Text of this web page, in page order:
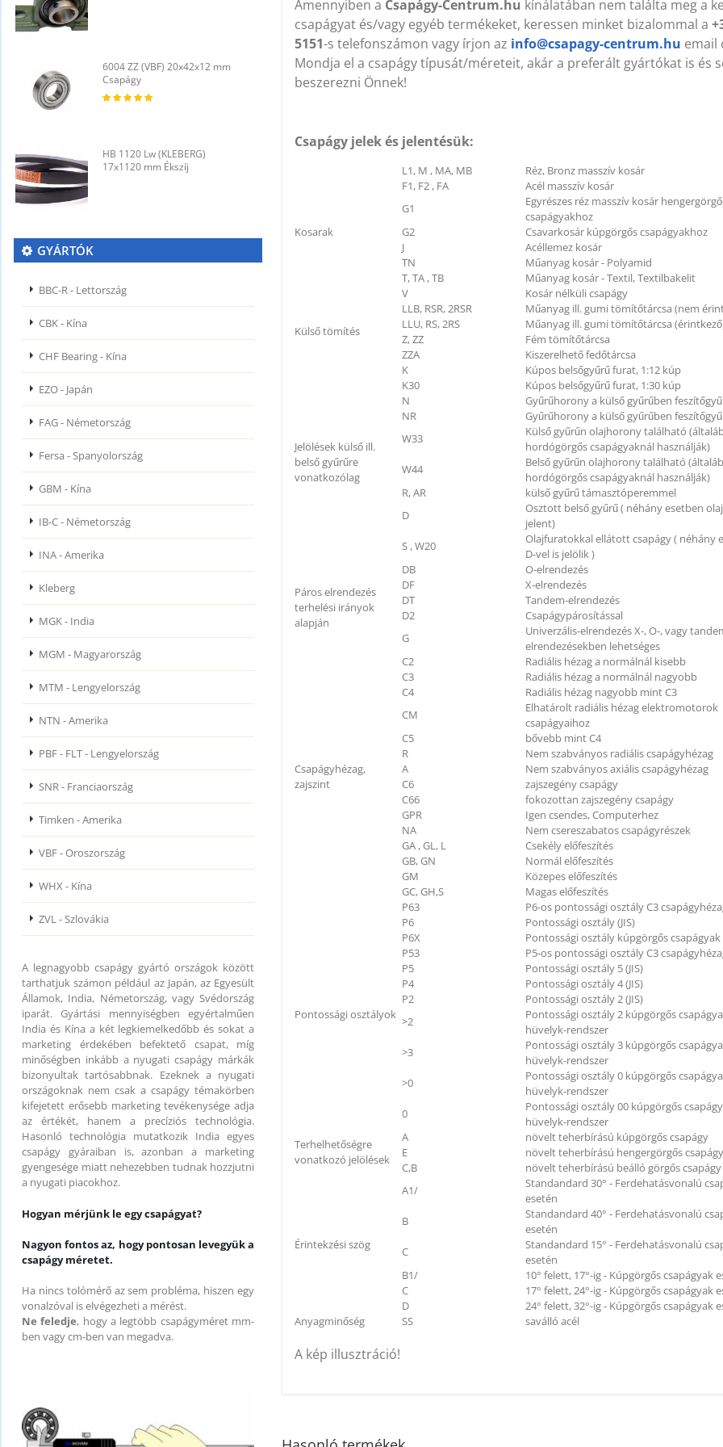
Amennyiben a Csapágy-Centrum.hu kínálatában nem találta meg a
csapágyat és/vagy egyéb termékeket, keressen minket bizalommal a
5151-s telefonszámon vagy írjon az info@csapagy-centrum.hu email
Mondja el a csapágy típusát/méreteit, akár a preferált gyártókat is és
beszerezni Önnek!
Csapágy jelek és jelentésük:
Kosarak
L1, M , MA, MB
Réz, Bronz masszív kosár
F1, F2 , FA
Acél masszív kosár
G1
Egyrészes réz masszív kosár
csapágyakhoz
G2
Csavarkosár kúpgörgős csapágyakhoz
J
Acéllemez kosár
TN
Műanyag kosár - Polyamid
T, TA , TB
Műanyag kosár - Textil, Textilbakelit
V
Kosár nélküli csapágy
Külső tömítés
LLB, RSR, 2RSR
Műanyag ill. gumi tömítőtárcsa (nem
LLU, RS, 2RS
Műanyag ill. gumi tömítőtárcsa
Z, ZZ
Fém tömítőtárcsa
ZZA
Kiszerelhető fedőtárcsa
Jelölések külső ill.
belső gyűrűre
vonatkozólag
K
Kúpos belsőgyűrű furat, 1:12 kúp
K30
Kúpos belsőgyűrű furat, 1:30 kúp
N
Gyűrűhorony a külső gyűrűben
NR
Gyűrűhorony a külső gyűrűben
W33
Külső gyűrűn olajhorony található
hordógörgős csapágyaknál használják)
W44
Belső gyűrűn olajhorony található
hordógörgős csapágyaknál használják)
R, AR
külső gyűrű támasztóperemmel
D
Osztott belső gyűrű ( néhány esetben
jelent)
S , W20
Olajfuratokkal ellátott csapágy ( néhány
D-vel is jelölik )
Páros elrendezés
terhelési irányok
alapján
DB
O-elrendezés
DF
X-elrendezés
DT
Tandem-elrendezés
D2
Csapágypárosítással
G
Univerzális-elrendezés X-, O-, vagy
elrendezésekben lehetséges
Csapágyhézag,
zajszint
C2
Radiális hézag a normálnál kisebb
C3
Radiális hézag a normálnál nagyobb
C4
Radiális hézag nagyobb mint C3
CM
Elhatárolt radiális hézag elektromotorok
csapágyaihoz
C5
bővebb mint C4
R
Nem szabványos radiális csapágyhézag
A
Nem szabványos axiális csapágyhézag
C6
zajszegény csapágy
C66
fokozottan zajszegény csapágy
GPR
Igen csendes, Computerhez
NA
Nem csereszabatos csapágyrészek
GA , GL, L
Csekély előfeszítés
GB, GN
Normál előfeszítés
GM
Közepes előfeszítés
GC, GH,S
Magas előfeszítés
Pontossági osztályok
P63
P6-os pontossági osztály C3
P6
Pontossági osztály (JIS)
P6X
Pontossági osztály kúpgörgős csapágyak
P53
P5-os pontossági osztály C3
P5
Pontossági osztály 5 (JIS)
P4
Pontossági osztály 4 (JIS)
P2
Pontossági osztály 2 (JIS)
>2
Pontossági osztály 2 kúpgörgős
hüvelyk-rendszer
>3
Pontossági osztály 3 kúpgörgős
hüvelyk-rendszer
>0
Pontossági osztály 0 kúpgörgős
hüvelyk-rendszer
0
Pontossági osztály 00 kúpgörgős
hüvelyk-rendszer
Terhelhetőségre
vonatkozó jelölések
A
növelt teherbírású kúpgörgős csapágy
E
növelt teherbírású hengergörgős csapágy
C,B
növelt teherbírású beálló görgős csapágy
Érintekzési szög
A1/
Standandard 30° - Ferdehatásvonalú
esetén
B
Standandard 40° - Ferdehatásvonalú
esetén
C
Standandard 15° - Ferdehatásvonalú
esetén
B1/
10° felett, 17°-ig - Kúpgörgős csapágyak
C
17° felett, 24°-ig - Kúpgörgős csapágyak
D
24° felett, 32°-ig - Kúpgörgős csapágyak
Anyagminőség
SS saválló acél
A kép illusztráció!
6004 ZZ (VBF) 20x42x12 mm
Csapágy
HB 1120 Lw (KLEBERG)
17x1120 mm Ékszíj
6004 ZZ (VBF) 20x42x12 mm
Csapágy
HB 1120 Lw (KLEBERG)
17x1120 mm Ékszíj
6004 ZZ (VBF) 20x42x12
17x1120 mm Ékszíj
GYÁRTÓK
BBC-R - Lettország
CBK - Kína
CHF Bearing - Kína
EZO - Japán
FAG - Németország
Fersa - Spanyolország
GBM - Kína
IB-C - Németország
INA - Amerika
Kleberg
MGK - India
MGM - Magyarország
MTM - Lengyelország
NTN - Amerika
PBF - FLT - Lengyelország
SNR - Franciaország
Timken - Amerika
VBF - Oroszország
WHX - Kína
ZVL - Szlovákia
A legnagyobb csapágy gyártó országok között
tarthatjuk számon például az Japán, az Egyesült
Államok, India, Németország, vagy Svédország
iparát. Gyártási mennyiségben egyértalműen
India és Kína a két legkiemelkedőbb és sokat a
marketing érdekében befektető csapat, míg
minőségben inkább a nyugati csapágy márkák
bizonyultak tartósabbnak. Ezeknek a nyugati
országoknak nem csak a csapágy témakörben
kifejetett erősebb marketing tevékenysége adja
az értékét, hanem a precíziós technológia.
Hasonló technológia mutatkozik India egyes
csapágy gyáraiban is, azonban a marketing
gyengesége miatt nehezebben tudnak hozzjutni
a nyugati piacokhoz.
Hogyan mérjünk le egy csapágyat?
Nagyon fontos az, hogy pontosan levegyük a
csapágy méretet.
Ha nincs tolómérő az sem probléma, hiszen egy
vonalzóval is elvégezheti a mérést.
Ne feledje, hogy a legtöbb csapágyméret mm-
ben vagy cm-ben van megadva.